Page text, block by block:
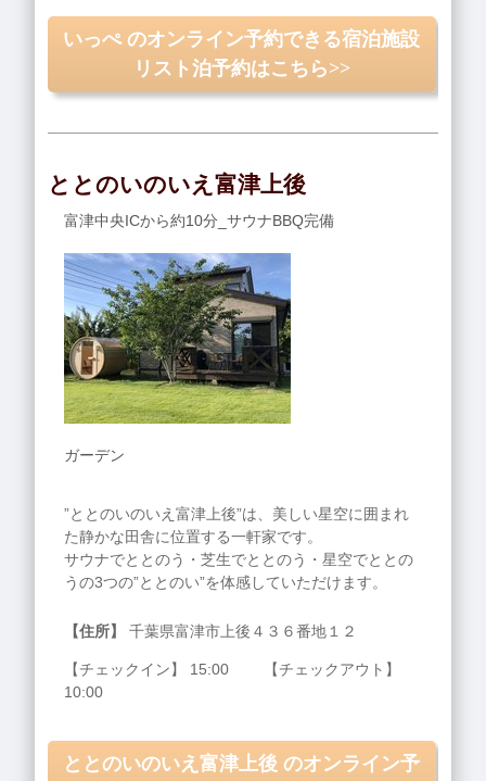
いっぺ のオンライン予約できる宿泊施設
リスト泊予約はこちら>>
ととのいのいえ富津上後
富津中央ICから約10分_サウナBBQ完備
ガーデン
”ととのいのいえ富津上後”は、美しい星空に囲まれ
た静かな田舎に位置する一軒家です。
サウナでととのう・芝生でととのう・星空でととの
うの3つの”ととのい”を体感していただけます。
【住所】 千葉県富津市上後４３６番地１２
【チェックイン】 15:00 【チェックアウト】
10:00
ととのいのいえ富津上後 のオンライン予